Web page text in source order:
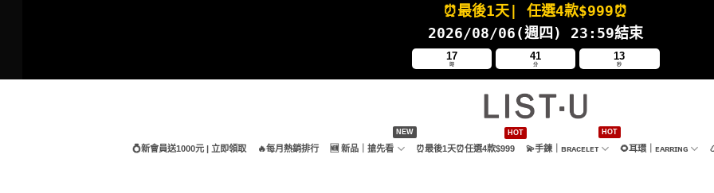
⏰最後1天 | 任選4款$999⏰
2026/08/06(週四 ) 23:59結束
17
時
41
分
12
秒
💍新會員送1000元 | 立即領取 🔥每月熱銷排行 🆕 新品｜搶先看 ⏰最後1天⏰任選4款$999 💫手鍊｜ʙʀᴀᴄᴇʟᴇᴛ 🌻耳環｜ᴇᴀʀʀɪɴɢ